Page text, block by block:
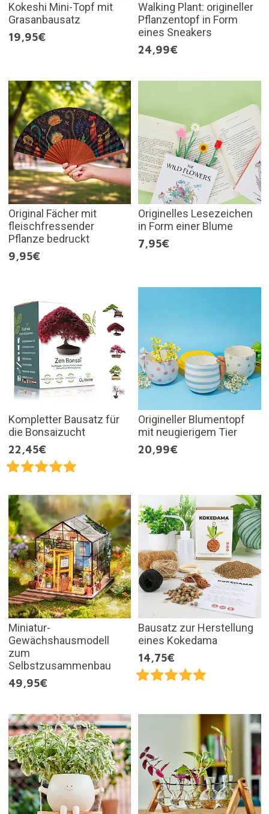
Kokeshi Mini-Topf mit
Grasanbausatz
19,95€
Walking Plant: origineller
Pflanzentopf in Form
eines Sneakers
24,99€
Original Fächer mit
fleischfressender
Pflanze bedruckt
9,95€
Originelles Lesezeichen
in Form einer Blume
7,95€
Kompletter Bausatz für
die Bonsaizucht
22,45€
Origineller Blumentopf
mit neugierigem Tier
20,99€
Miniatur-
Gewächshausmodell
zum
Selbstzusammenbau
49,95€
Bausatz zur Herstellung
eines Kokedama
14,75€